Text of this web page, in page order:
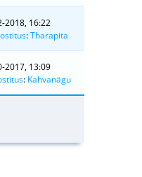
2018, 16:22
:Tharapita
2017, 13:09
: Kahvanägu